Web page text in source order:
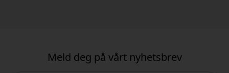
Meld deg på vårt nyhetsbrev